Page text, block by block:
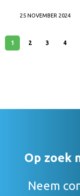
25 NOVEMBER 2024
1 2 3 4
Op zoek
Neem